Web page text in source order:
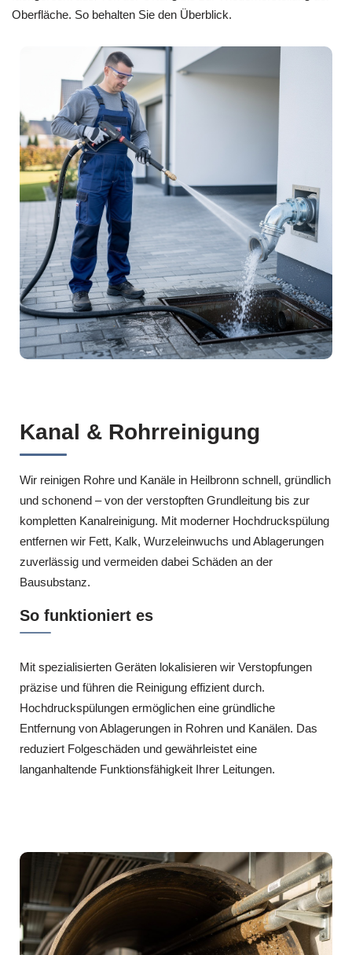
Oberfläche. So behalten Sie den Überblick.
Kanal & Rohrreinigung
Wir reinigen Rohre und Kanäle in Heilbronn schnell, gründlich
und schonend – von der verstopften Grundleitung bis zur
kompletten Kanalreinigung. Mit moderner Hochdruckspülung
entfernen wir Fett, Kalk, Wurzeleinwuchs und Ablagerungen
zuverlässig und vermeiden dabei Schäden an der
Bausubstanz.
So funktioniert es
Mit spezialisierten Geräten lokalisieren wir Verstopfungen
präzise und führen die Reinigung effizient durch.
Hochdruckspülungen ermöglichen eine gründliche
Entfernung von Ablagerungen in Rohren und Kanälen. Das
reduziert Folgeschäden und gewährleistet eine
langanhaltende Funktionsfähigkeit Ihrer Leitungen.